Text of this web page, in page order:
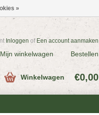
Inloggen of Een account aanmaken
Mijn winkelwagen Bestellen
Winkelwagen €0,00
»